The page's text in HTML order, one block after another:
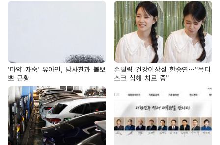
'마약 자숙' 유아인, 남사친과 볼뽀
뽀 근황
손떨림 건강이상설 한승연…"목디
스크 심해 치료 중"